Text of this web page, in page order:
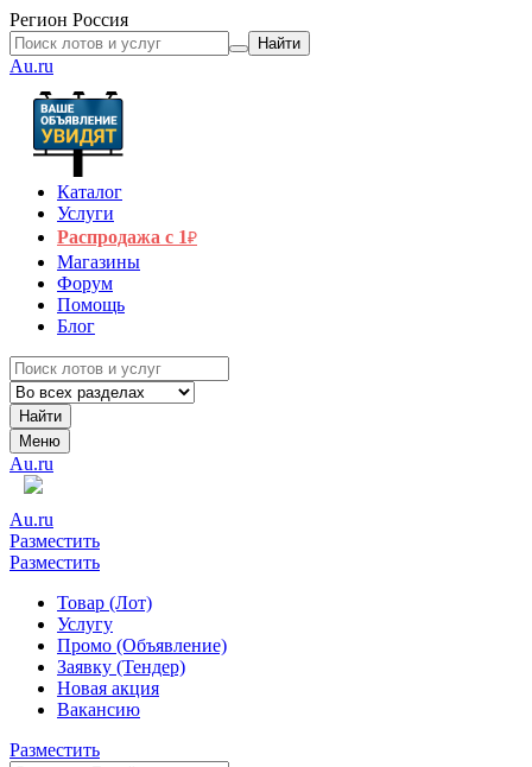
Регион Россия
Найти
Au.ru
Каталог
Услуги
Распродажа с 1₽
Магазины
Форум
Помощь
Блог
Найти
Меню
Au.ru
Au.ru
Разместить
Разместить
Товар (Лот)
Услугу
Промо (Объявление)
Заявку (Тендер)
Новая акция
Вакансию
Разместить